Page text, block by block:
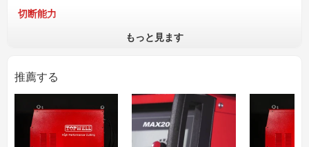
切断能力
プロダクションピアス
最大切断能力 70mm
もっと見ます
推薦する